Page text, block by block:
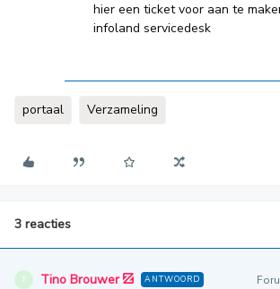
hier een ticket voor aan te
infoland servicedesk
portaal Verzameling
3 reacties
T Tino Brouwer ANTWOORD